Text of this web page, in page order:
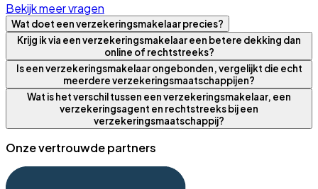
Bekijk meer vragen
Wat doet een verzekeringsmakelaar precies?
Krijg ik via een verzekeringsmakelaar een betere dekking dan
online of rechtstreeks?
Is een verzekeringsmakelaar ongebonden, vergelijkt die echt
meerdere verzekeringsmaatschappijen?
Wat is het verschil tussen een verzekeringsmakelaar, een
verzekeringsagent en rechtstreeks bij een
verzekeringsmaatschappij?
Onze vertrouwde partners